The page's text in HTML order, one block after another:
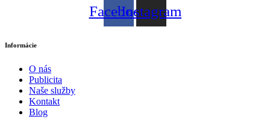
FacebookInstagram
Informácie
O nás
Publicita
Naše služby
Kontakt
Blog